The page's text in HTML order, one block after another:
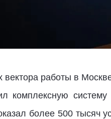
вектора работы в
комплексную
более 500 тысяч